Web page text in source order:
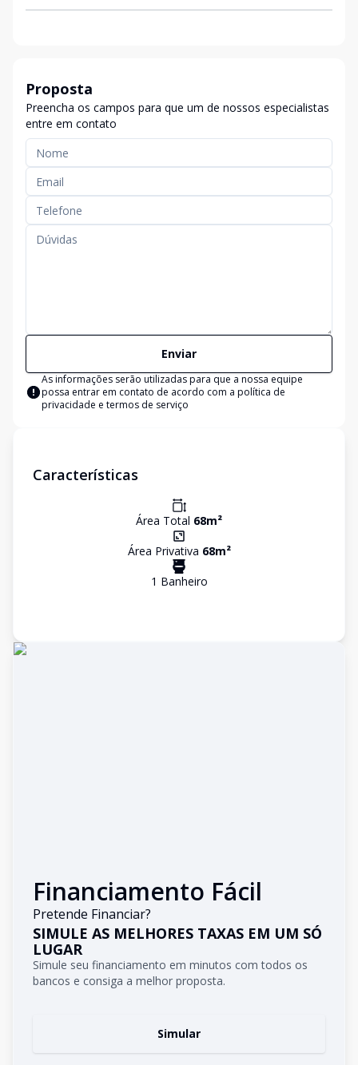
Proposta
Preencha os campos para que um de nossos especialistas
entre em contato
Enviar
As informações serão utilizadas para que a nossa equipe
possa entrar em contato de acordo com a política de
privacidade e termos de serviço
Características
Área Total 68m²
Área Privativa 68m²
1 Banheiro
Financiamento Fácil
Pretende Financiar?
SIMULE AS MELHORES TAXAS EM UM SÓ
LUGAR
Simule seu financiamento em minutos com todos os
bancos e consiga a melhor proposta.
Simular